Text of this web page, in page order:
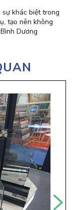
sự khác biệt trong
tạo nên không
Dương